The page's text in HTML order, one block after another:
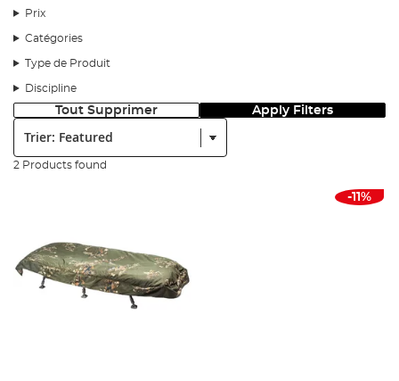
Prix
Catégories
Type de Produit
Discipline
Tout Supprimer Apply Filters
2 Products found
-11%